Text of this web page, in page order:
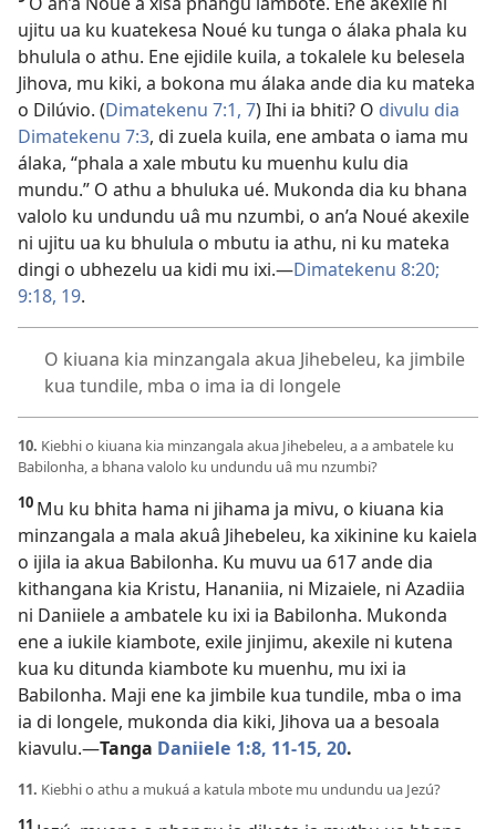
ujitu ua ku kuatekesa Noué ku tunga o álaka phala ku
bhulula o athu. Ene ejidile kuila, a tokalele ku belesela
Jihova, mu kiki, a bokona mu álaka ande dia ku mateka
o Dilúvio. (Dimatekenu 7:1, 7) Ihi ia bhiti? O divulu dia
Dimatekenu 7:3, di zuela kuila, ene ambata o iama mu
álaka, “phala a xale mbutu ku muenhu kulu dia
mundu.” O athu a bhuluka ué. Mukonda dia ku bhana
valolo ku undundu uâ mu nzumbi, o an’a Noué akexile
ni ujitu ua ku bhulula o mbutu ia athu, ni ku mateka
dingi o ubhezelu ua kidi mu ixi.—Dimatekenu 8:20;
9:18, 19.
O kiuana kia minzangala akua Jihebeleu, ka jimbile
kua tundile, mba o ima ia di longele
10. Kiebhi o kiuana kia minzangala akua Jihebeleu, a a ambatele ku
Babilonha, a bhana valolo ku undundu uâ mu nzumbi?
10 Mu ku bhita hama ni jihama ja mivu, o kiuana kia
minzangala a mala akuâ Jihebeleu, ka xikinine ku kaiela
o ijila ia akua Babilonha. Ku muvu ua 617 ande dia
kithangana kia Kristu, Hananiia, ni Mizaiele, ni Azadiia
ni Daniiele a ambatele ku ixi ia Babilonha. Mukonda
ene a iukile kiambote, exile jinjimu, akexile ni kutena
kua ku ditunda kiambote ku muenhu, mu ixi ia
Babilonha. Maji ene ka jimbile kua tundile, mba o ima
ia di longele, mukonda dia kiki, Jihova ua a besoala
kiavulu.—Tanga Daniiele 1:8, 11-15, 20.
11. Kiebhi o athu a mukuá a katula mbote mu undundu ua Jezú?
11